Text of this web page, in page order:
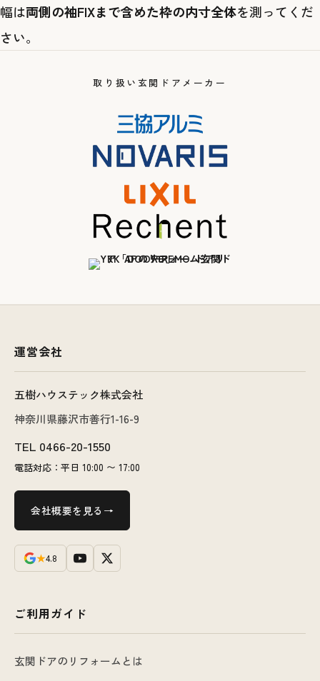
幅は両側の袖FIXまで含めた枠の内寸全体を測ってくだ
さい。
取り扱い玄関ドアメーカー
運営会社
五樹ハウステック株式会社
神奈川県藤沢市善行1-16-9
TEL 0466-20-1550
電話対応：平日 10:00 〜 17:00
会社概要を見る
★4.8
ご利用ガイド
玄関ドアのリフォームとは